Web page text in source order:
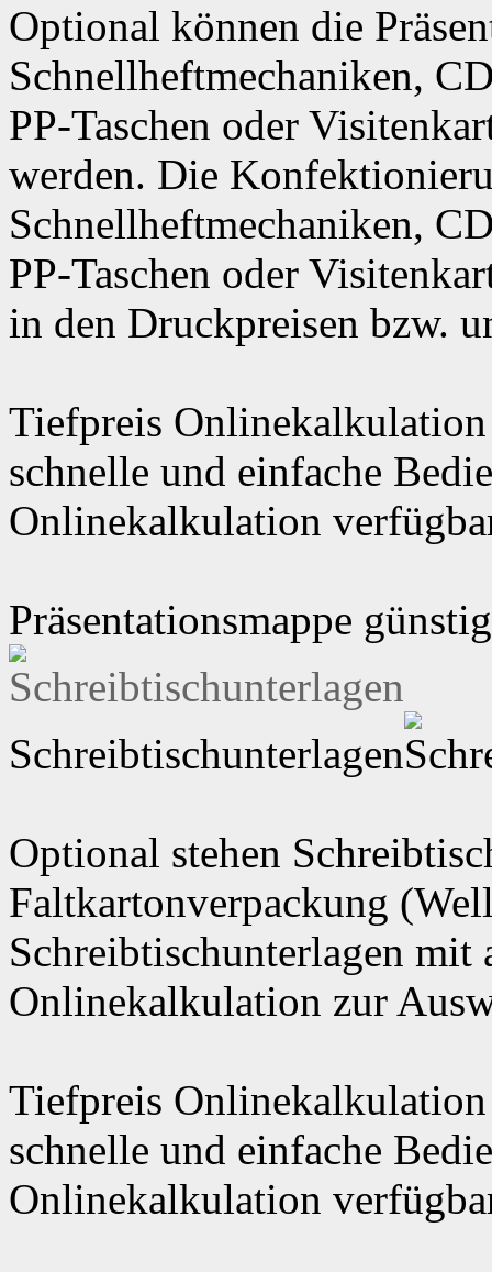
Optional können die
Schnellheftmechaniken,
PP-Taschen oder
werden. Die
Schnellheftmechaniken,
PP-Taschen oder
in den Druckpreisen bzw.
Tiefpreis
schnelle und einfache
Onlinekalkulation
Präsentationsmappe
Schreibtischunterlagen
Optional stehen
Faltkartonverpackung
Schreibtischunterlagen mit
Onlinekalkulation zur
Tiefpreis
schnelle und einfache
Onlinekalkulation